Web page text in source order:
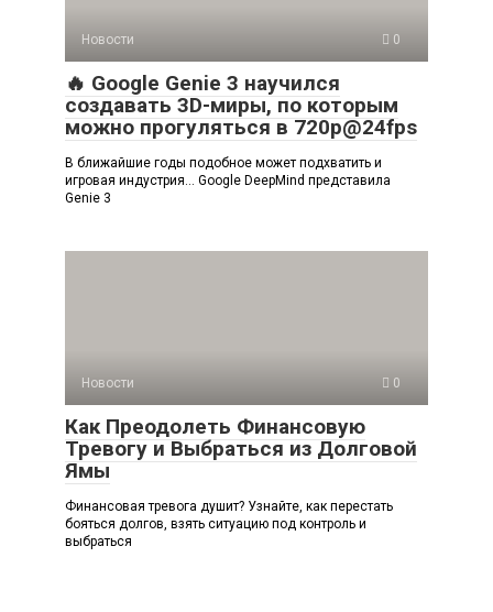
Новости 0
🔥 Google Genie 3 научился
создавать 3D-миры, по которым
можно прогуляться в 720p@24fps
В ближайшие годы подобное может подхватить и
игровая индустрия… Google DeepMind представила
Genie 3
Новости 0
Как Преодолеть Финансовую
Тревогу и Выбраться из Долговой
Ямы
Финансовая тревога душит? Узнайте, как перестать
бояться долгов, взять ситуацию под контроль и
выбраться